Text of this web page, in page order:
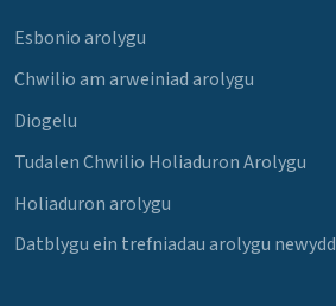
Esbonio arolygu
Chwilio am arweiniad arolygu
Diogelu
Tudalen Chwilio Holiaduron Arolygu
Holiaduron arolygu
Datblygu ein trefniadau arolygu newydd